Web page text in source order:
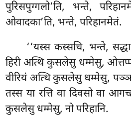
पुरिसपुग्गलो’ति, भन्ते,
ओवादका’ति, भन्ते, परिहानमेतं.
‘‘यस्स कस्सचि, भन्ते,
हिरी अत्थि कुसलेसु धम्मेसु,
वीरियं अत्थि कुसलेसु धम्मेसु,
तस्स या रत्ति वा दिवसो वा
कुसलेसु धम्मेसु, नो परिहानि.